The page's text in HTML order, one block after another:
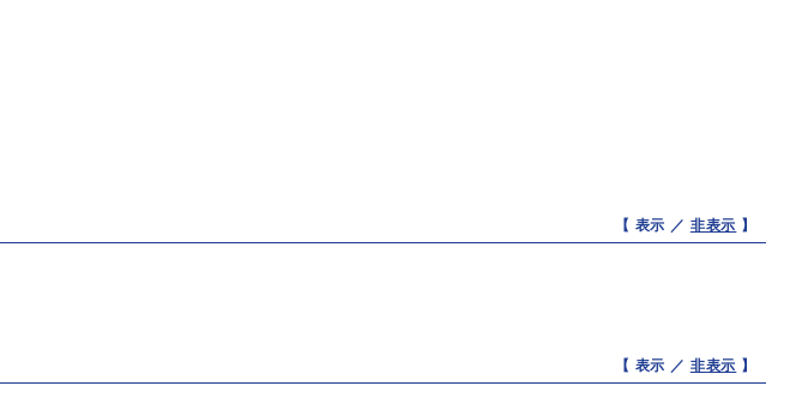
【 表示 ／ 非表示 】
【 表示 ／ 非表示 】